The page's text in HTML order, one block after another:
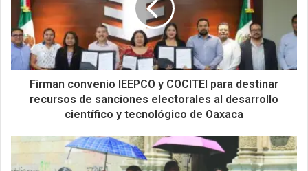
Firman convenio IEEPCO y COCITEI para destinar
recursos de sanciones electorales al desarrollo
científico y tecnológico de Oaxaca